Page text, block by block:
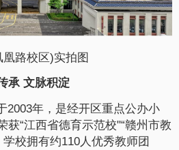
路校区)实拍图
承 文脉积淀
年，是经开区重点公办小
获“江西省德育示范校"“赣州市教
校拥有约110人优秀教师团